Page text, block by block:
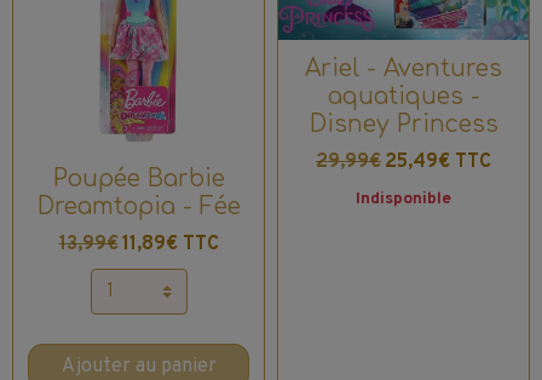
Poupée Barbie
Dreamtopia - Fée
13,99€11,89€ TTC
Ajouter au panier
Ariel - Aventures
aquatiques -
Disney Princess
29,99€ 25,49€ TTC
Indisponible